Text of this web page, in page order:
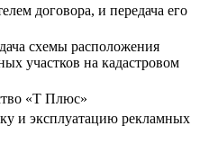
договора, и передача его
схемы расположения
участков на кадастровом
«Т Плюс»
и эксплуатацию рекламных